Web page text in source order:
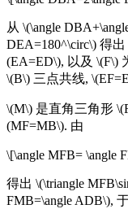
从 \(\angle
DEA=180^\circ\) 得
(EA=ED\), 以及 \(F\)
\(B\) 三点共线,
\(M\) 是直角三角形
(MF=MB\). 由
\[\angle MFB= \angle
得出 \(\triangle
FMB=\angle ADB\),